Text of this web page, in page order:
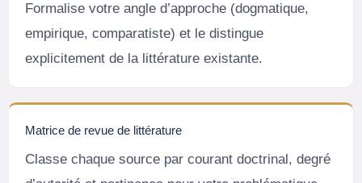
Formalise votre angle d’approche (dogmatique,
empirique, comparatiste) et le distingue
explicitement de la littérature existante.
Matrice de revue de littérature
Classe chaque source par courant doctrinal, degré